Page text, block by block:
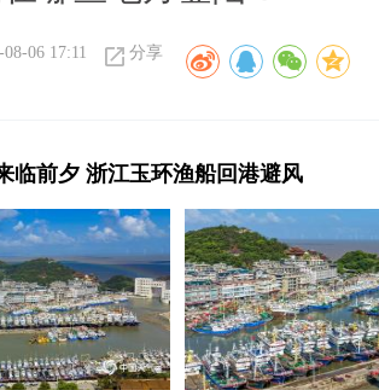
08-06 17:11 分享
临前夕 浙江玉环渔船回港避风